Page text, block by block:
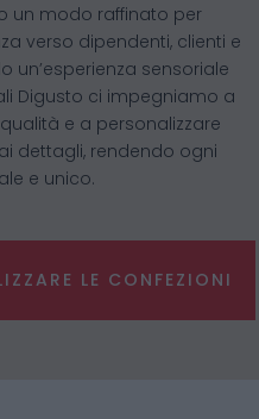
un modo raffinato per
verso dipendenti, clienti e
un’esperienza sensoriale
Digusto ci impegniamo a
e a personalizzare
dettagli, rendendo ogni
e unico.
LE CONFEZIONI